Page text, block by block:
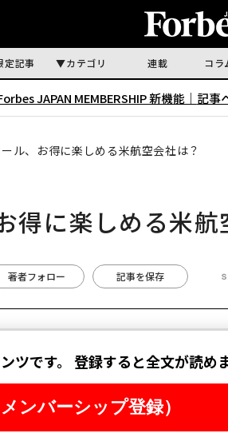
定記事 カテゴリ 連載 コラ
JAPAN MEMBERSHIP 新機能｜ 記事
ル、お得に楽しめる米航空会社は？
得に楽しめる米航
著者フォロー 記事を保存